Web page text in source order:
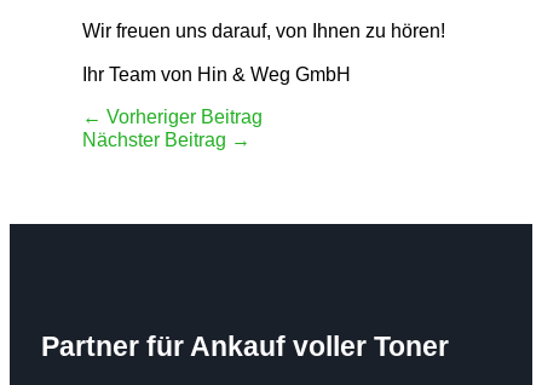
Wir freuen uns darauf, von Ihnen zu hören!
Ihr Team von Hin & Weg GmbH
← Vorheriger Beitrag
Nächster Beitrag →
Partner für Ankauf voller Toner